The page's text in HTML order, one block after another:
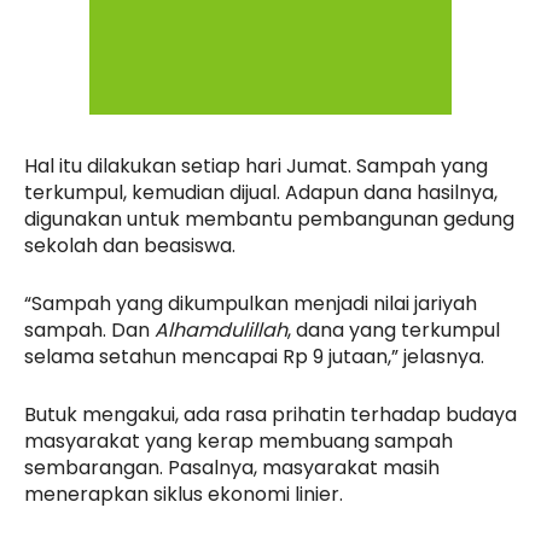
Hal itu dilakukan setiap hari Jumat. Sampah yang
terkumpul, kemudian dijual. Adapun dana hasilnya,
digunakan untuk membantu pembangunan gedung
sekolah dan beasiswa.
“Sampah yang dikumpulkan menjadi nilai jariyah
sampah. DanAlhamdulillah, dana yang terkumpul
selama setahun mencapai Rp 9 jutaan,” jelasnya.
Butuk mengakui, ada rasa prihatin terhadap budaya
masyarakat yang kerap membuang sampah
sembarangan. Pasalnya, masyarakat masih
menerapkan siklus ekonomi linier.